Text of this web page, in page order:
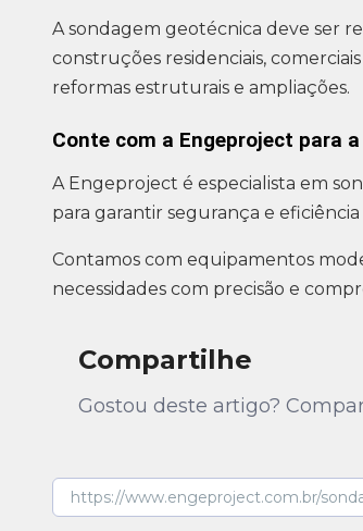
A sondagem geotécnica deve ser
construções residenciais,
reformas estruturais e ampliações.
Conte com a Engeproject para
A Engeproject é especialista em
para garantir segurança e
Contamos com equipamentos
necessidades com precisão e
Compartilhe
Gostou deste artigo?